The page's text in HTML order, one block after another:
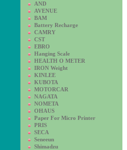
AND
AVENUE
BAM
Battery Recharge
CAMRY
CST
EBRO
Hanging Scale
HEALTH O METER
IRON Weight
KINLEE
KUBOTA
MOTORCAR
NAGATA
NOMETA
OHAUS
Paper For Micro Printer
PRIS
SECA
Seneeun
Shimadzu